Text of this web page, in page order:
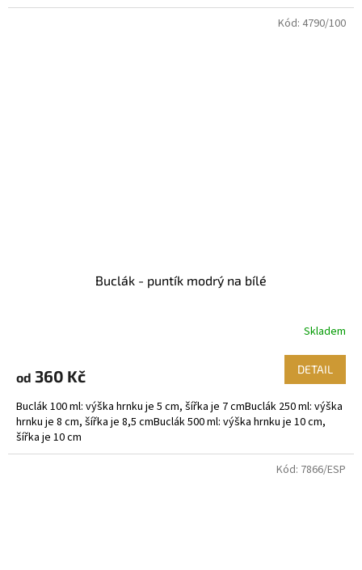
Buclák - puntík modrý na bílé
Skladem
od 360 Kč DETAIL
Buclák 100 ml: výška hrnku je 5 cm, šířka je 7 cmBuclák 250 ml: výška
hrnku je 8 cm, šířka je 8,5 cmBuclák 500 ml: výška hrnku je 10 cm,
šířka je 10 cm
Kód: 4790/100
Kód: 7866/ESP